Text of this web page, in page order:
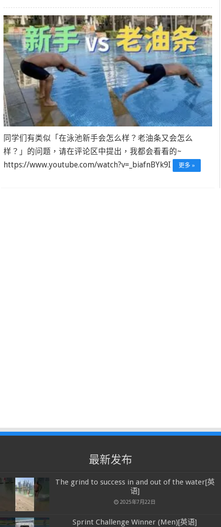
同学们有类似「在泳池新手会怎么样？老油条又会怎么
样？」的问题，请在评论区中提出，我都会看看的~
https://www.youtube.com/watch?v=_biafnBYk9I
更多 »
最新发布
The grind to success in and out of the water[英
语]
2025年7月22日
Sprint Challenge Winner (Men)[英语]